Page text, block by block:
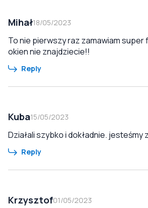
Mihał18/05/2023
To nie pierwszy raz zamawiam super
okien nie znajdziecie!!
Reply
Kuba15/05/2023
Działali szybko i dokładnie. jesteśmy
Reply
Krzysztof01/05/2023